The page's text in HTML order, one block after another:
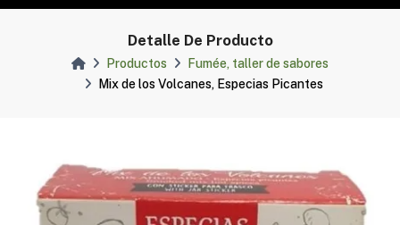
Detalle De Producto
Productos
Fumée, taller de sabores
Mix de los Volcanes, Especias Picantes